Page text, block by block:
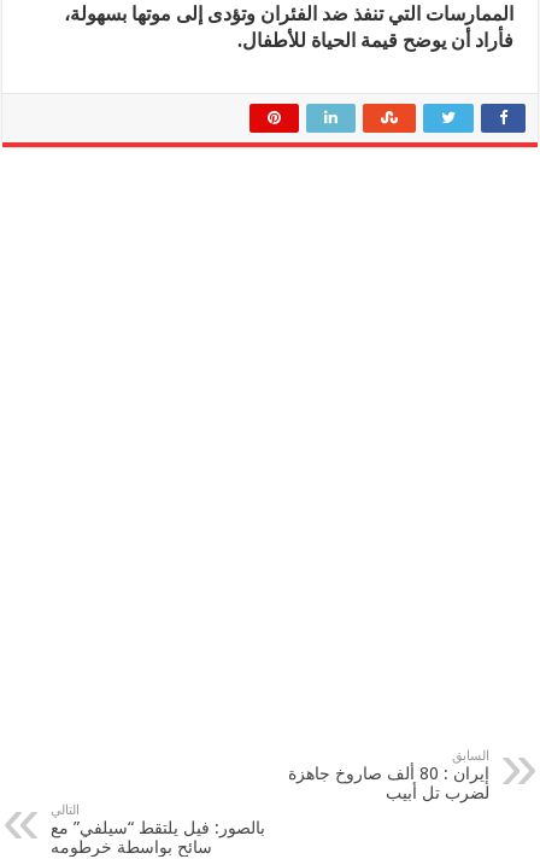
الممارسات التي تنفذ ضد الفئران وتؤدى إلى موتها بسهولة،
فأراد أن يوضح قيمة الحياة للأطفال.
السابق
إيران : 80 ألف صاروخ جاهزة
لضرب تل أبيب
التالي
بالصور: فيل يلتقط “سيلفي” مع
سائح بواسطة خرطومه